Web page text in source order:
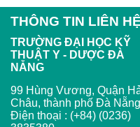
THÔNG TIN LIÊN HỆ
TRƯỜNG ĐẠI HỌC KỸ
THUẬT Y - DƯỢC ĐÀ
NẴNG
99 Hùng Vương, Quận
Châu, thành phố Đà Nẵng
Điện thoại : (+84) (0236)